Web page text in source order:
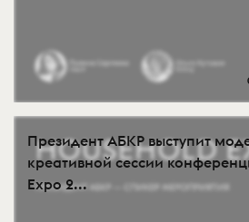
Президент АБКР выступит
креативной сессии
Expo 2...